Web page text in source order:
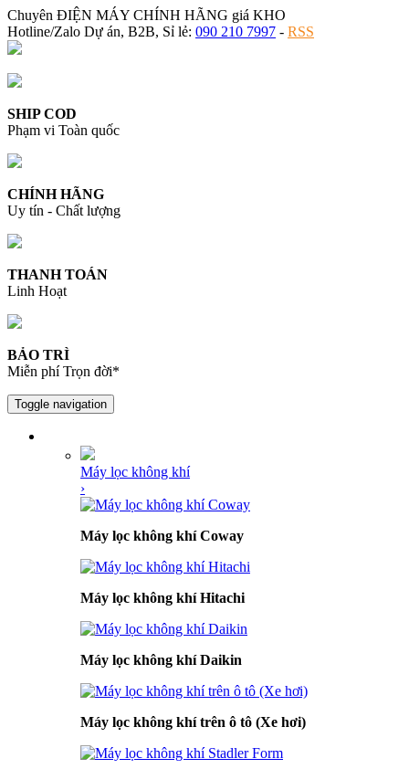
Chuyên ĐIỆN MÁY CHÍNH HÃNG giá KHO
Hotline/Zalo Dự án, B2B, Sỉ lẻ: 090 210 7997 - RSS
SHIP COD
Phạm vi Toàn quốc
CHÍNH HÃNG
Uy tín - Chất lượng
THANH TOÁN
Linh Hoạt
BẢO TRÌ
Miễn phí Trọn đời*
Toggle navigation
Máy lọc không khí
›
Máy lọc không khí Coway
Máy lọc không khí Hitachi
Máy lọc không khí Daikin
Máy lọc không khí trên ô tô (Xe hơi)